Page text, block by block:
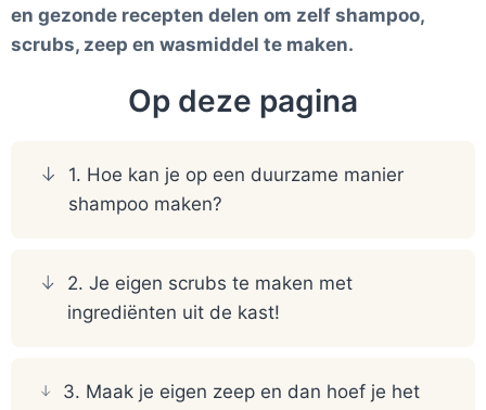
en gezonde recepten delen om zelf shampoo,
scrubs, zeep en wasmiddel te maken.
Op deze pagina
1. Hoe kan je op een duurzame manier
shampoo maken?
2. Je eigen scrubs te maken met
ingrediënten uit de kast!
3. Maak je eigen zeep en dan hoef je het